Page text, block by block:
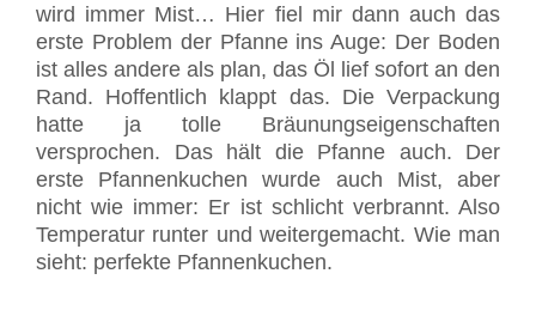
wird immer Mist… Hier fiel mir dann auch das
erste Problem der Pfanne ins Auge: Der Boden
ist alles andere als plan, das Öl lief sofort an den
Rand. Hoffentlich klappt das. Die Verpackung
hatte ja tolle Bräunungseigenschaften
versprochen. Das hält die Pfanne auch. Der
erste Pfannenkuchen wurde auch Mist, aber
nicht wie immer: Er ist schlicht verbrannt. Also
Temperatur runter und weitergemacht. Wie man
sieht: perfekte Pfannenkuchen.